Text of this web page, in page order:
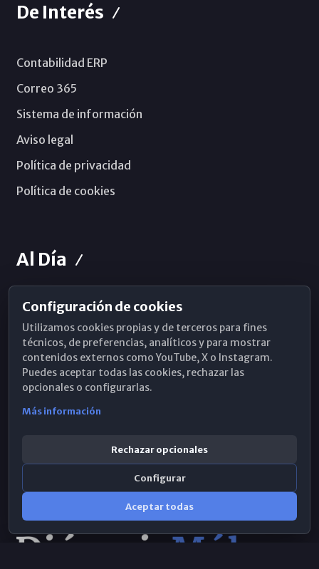
De Interés
Contabilidad ERP
Correo 365
Sistema de información
Aviso legal
Política de privacidad
Política de cookies
Al Día
Horarios de Misa
Hemeroteca
WhatsApp
Configuración de cookies
Utilizamos cookies propias y de terceros para fines
técnicos, de preferencias, analíticos y para mostrar
contenidos externos como YouTube, X o Instagram.
Puedes aceptar todas las cookies, rechazar las
opcionales o configurarlas.
Más información
Rechazar opcionales
Configurar
Aceptar todas